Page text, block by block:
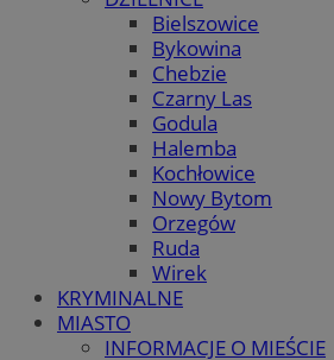
Bielszowice
Bykowina
Chebzie
Czarny Las
Godula
Halemba
Kochłowice
Nowy Bytom
Orzegów
Ruda
Wirek
KRYMINALNE
MIASTO
INFORMACJE O MIEŚCIE